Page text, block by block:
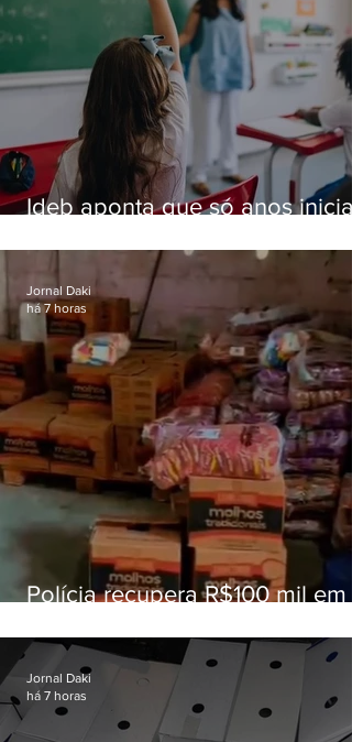
Ideb aponta que só anos
educação
Polícia recupera R$100 mil em
Fluminense
Jornal Daki
há 7 horas
Jornal Daki
há 7 horas